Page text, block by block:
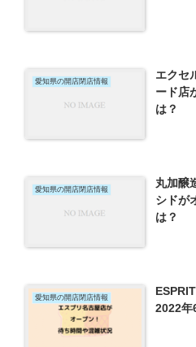
愛知県の開店閉店情報
エクセ
ード店
は？
愛知県の開店閉店情報
丸加醸
シドが
は？
愛知県の開店閉店情報
2022年